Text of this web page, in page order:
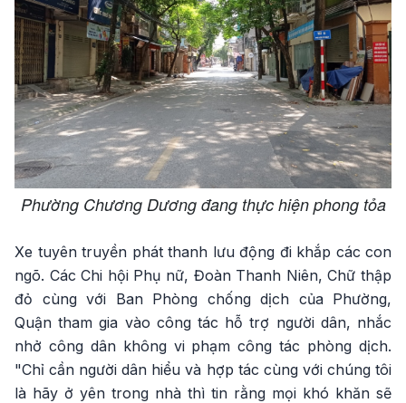
Phường Chương Dương đang thực hiện phong tỏa
Xe tuyên truyền phát thanh lưu động đi khắp các con
ngõ. Các Chi hội Phụ nữ, Đoàn Thanh Niên, Chữ thập
đỏ cùng với Ban Phòng chống dịch của Phường,
Quận tham gia vào công tác hỗ trợ người dân, nhắc
nhở công dân không vi phạm công tác phòng dịch.
"Chỉ cần người dân hiểu và hợp tác cùng với chúng tôi
là hãy ở yên trong nhà thì tin rằng mọi khó khăn sẽ